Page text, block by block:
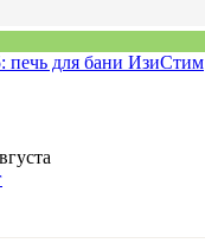
печь для бани ИзиСтим